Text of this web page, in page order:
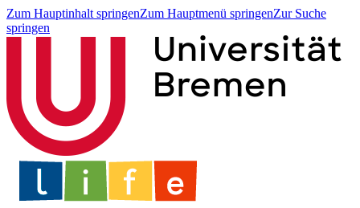
Zum Hauptinhalt springenZum Hauptmenü springenZur Suche
springen